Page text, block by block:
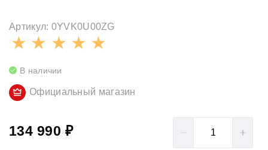
Артикул: 0YVK0U00ZG
В наличии
Официальный магазин
134 990 ₽